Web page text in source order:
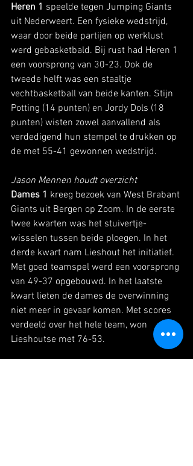
Heren 1 speelde tegen Jumping Giants
uit Nederweert. Een fysieke wedstrijd,
waar door beide partijen op werklust
werd gebasketbald. Bij rust had Heren 1
een voorsprong van 30-23. Ook de
tweede helft was een staaltje
vechtbasketball van beide kanten. Stijn
Potting (14 punten) en Jordy Dols (18
punten) wisten zowel aanvallend als
verdedigend hun stempel te drukken op
de met 55-41 gewonnen wedstrijd.
Jason Mennen houdt overzicht
Dames 1 kreeg bezoek van West Brabant
Giants uit Bergen op Zoom. In de eerste
twee kwarten was het stuivertje-
wisselen tussen beide ploegen. In het
derde kwart nam Lieshout het initiatief.
Met goed teamspel werd een voorsprong
van 49-37 opgebouwd. In het laatste
kwart lieten de dames de overwinning
niet meer in gevaar komen. Met scores
verdeeld over het hele team, won
Lieshoutse met 76-53.